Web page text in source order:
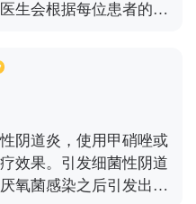
生会根据每位患者的病
物也不同，单靠对症药
患者平常可以服用气管
在日常生活中，气管炎
体的免疫力，防止疾病
阴道炎，使用甲硝唑或
效果。引发细菌性阴道
氧菌感染之后引发出现